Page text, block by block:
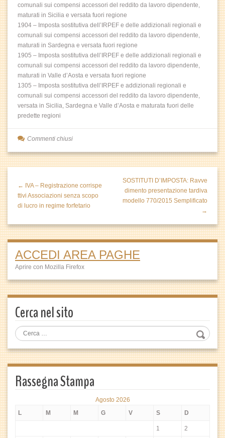
comunali sui compensi accessori del reddito da lavoro dipendente,
maturati in Sicilia e versata fuori regione
1904 – Imposta sostitutiva dell’IRPEF e delle addizionali regionali e
comunali sui compensi accessori del reddito da lavoro dipendente,
maturati in Sardegna e versata fuori regione
1905 – Imposta sostitutiva dell’IRPEF e delle addizionali regionali e
comunali sui compensi accessori del reddito da lavoro dipendente,
maturati in Valle d’Aosta e versata fuori regione
1305 – Imposta sostitutiva dell’IRPEF e addizionali regionali e
comunali sui compensi accessori del reddito da lavoro dipendente,
versata in Sicilia, Sardegna e Valle d’Aosta e maturata fuori delle
predette regioni
Commenti chiusi
← IVA – Registrazione corrispe
ttivi Associazioni senza scopo
di lucro in regime forfetario
SOSTITUTI D’IMPOSTA: Ravve
dimento presentazione tardiva
modello 770/2015 Semplificato
→
ACCEDI AREA PAGHE
Aprire con Mozilla Firefox
Cerca nel sito
Rassegna Stampa
Agosto 2026
L
M M G V S D
1 2